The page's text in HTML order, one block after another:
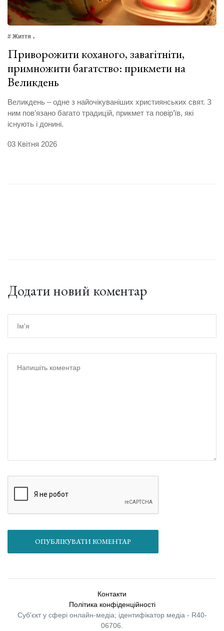
# Життя
Приворожити коханого, завагітніти,
примножити багатство: прикмети на
Великдень
Великдень – одне з найочікуваніших християнських свят. З
ним пов’язано багато традицій, прикмет та повір’їв, які
існують і донині.
03 Квітня 2026
Додати новий коментар
ОПУБЛІКУВАТИ КОМЕНТАР
Контакти
Політика конфіденційності
Суб'єкт у сфері онлайн-медіа; ідентифікатор медіа - R40-
06706.